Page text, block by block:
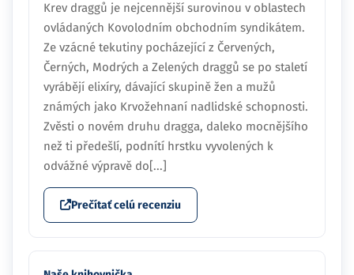
Krev draggů je nejcennější surovinou v oblastech
ovládaných Kovolodním obchodním syndikátem.
Ze vzácné tekutiny pocházející z Červených,
Černých, Modrých a Zelených draggů se po staletí
vyrábějí elixíry, dávající skupině žen a mužů
známých jako Krvožehnaní nadlidské schopnosti.
Zvěsti o novém druhu dragga, daleko mocnějšího
než ti předešlí, podnítí hrstku vyvolených k
odvážné výpravě do[...]
Prečítať celú recenziu